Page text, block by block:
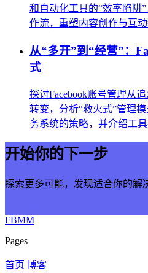
和自动化工具的“效率陷阱
作流，重塑内容创作与互动
从“多开”到“经营”：
式
探讨Facebook账号管理从
转变，分析“救火式”管理
务系统的策略，并介绍工
开始你的下一步
探索更多可能，发现适合你的解
FBMM
Pages
首页 博客